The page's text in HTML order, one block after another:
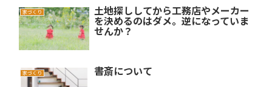
家づくり 土地探ししてから工務店やメーカー
を決めるのはダメ。逆になっていま
せんか？
家づくり 書斎について